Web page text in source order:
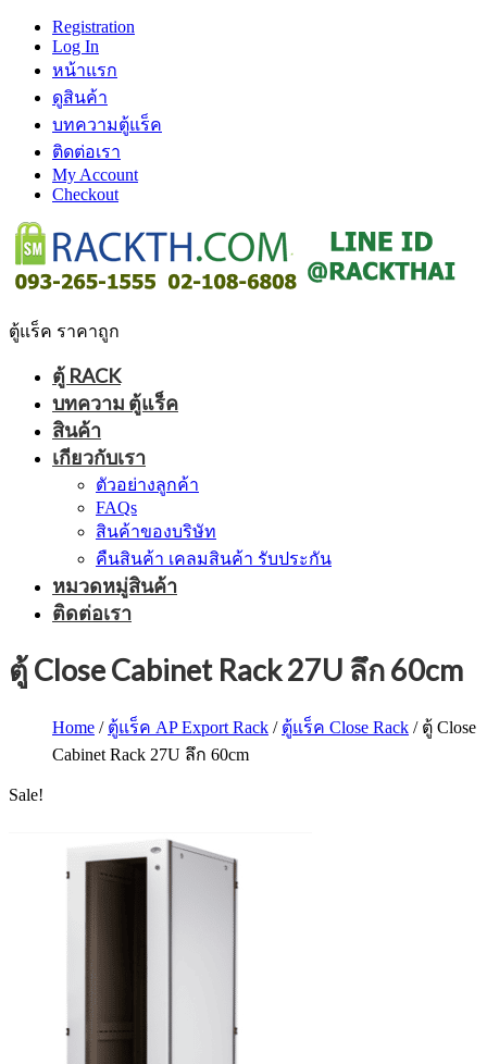
Registration
Log In
หน้าแรก
ดูสินค้า
บทความตู้แร็ค
ติดต่อเรา
My Account
Checkout
ตู้แร็ค ราคาถูก
ตู้ RACK
บทความ ตู้แร็ค
สินค้า
เกียวกับเรา
ตัวอย่างลูกค้า
FAQs
สินค้าของบริษัท
คืนสินค้า เคลมสินค้า รับประกัน
หมวดหมู่สินค้า
ติดต่อเรา
ตู้ Close Cabinet Rack 27U ลึก 60cm
Home / ตู้แร็ค AP Export Rack / ตู้แร็ค Close Rack / ตู้ Close
Cabinet Rack 27U ลึก 60cm
Sale!